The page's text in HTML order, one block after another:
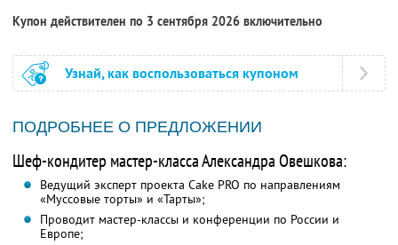
Купон действителен по 3 сентября 2026 включительно
Узнай, как воспользоваться купоном
ПОДРОБНЕЕ О ПРЕДЛОЖЕНИИ
Шеф-кондитер мастер-класса Александра Овешкова:
Ведущий эксперт проекта Cake PRO по направлениям
«Муссовые торты» и «Тарты»;
Проводит мастер-классы и конференции по России и
Европе;